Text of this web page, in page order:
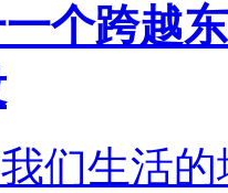
个跨越
们生活